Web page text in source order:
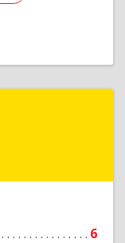
6
Подробнее